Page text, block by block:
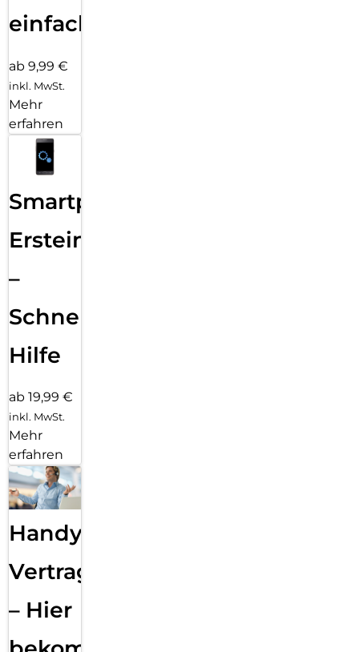
einfach
ab 9,99 €
inkl. MwSt.
Mehr
erfahren
Smartphone
Ersteinrichtung
–
Schnelle
Hilfe
ab 19,99 €
inkl. MwSt.
Mehr
erfahren
Handy
Vertragsabwicklung
– Hier